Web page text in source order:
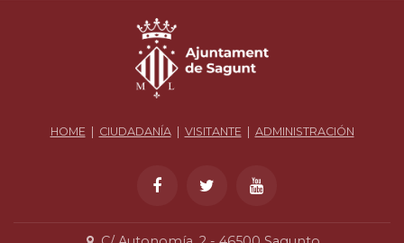
HOME| CIUDADANÍA| VISITANTE| ADMINISTRACIÓN